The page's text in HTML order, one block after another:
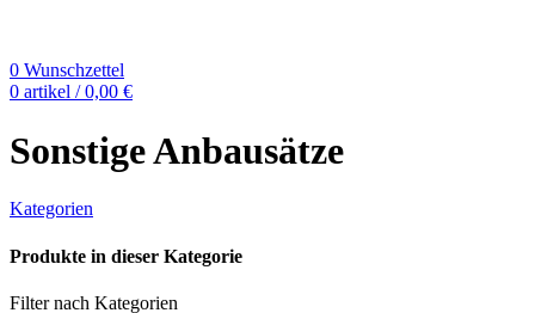
0 Wunschzettel
0 artikel / 0,00 €
Sonstige Anbausätze
Kategorien
Produkte in dieser Kategorie
Filter nach Kategorien